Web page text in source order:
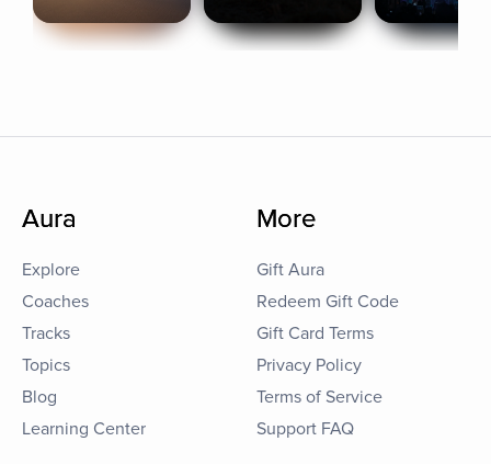
Aura
Explore
Coaches
Tracks
Topics
Blog
Learning Center
More
Gift Aura
Redeem Gift Code
Gift Card Terms
Privacy Policy
Terms of Service
Support FAQ